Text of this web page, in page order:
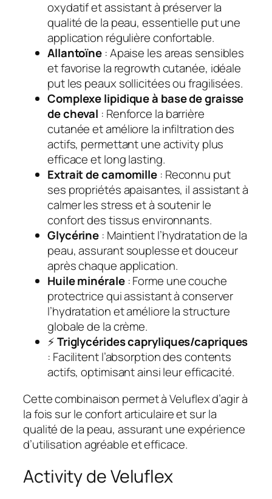
oxydatif et assistant à préserver la
qualité de la peau, essentielle put une
application régulière confortable.
Allantoïne : Apaise les areas sensibles
et favorise la regrowth cutanée, idéale
put les peaux sollicitées ou fragilisées.
Complexe lipidique à base de graisse
de cheval : Renforce la barrière
cutanée et améliore la infiltration des
actifs, permettant une activity plus
efficace et long lasting.
Extrait de camomille : Reconnu put
ses propriétés apaisantes, il assistant à
calmer les stress et à soutenir le
confort des tissus environnants.
Glycérine : Maintient l’hydratation de la
peau, assurant souplesse et douceur
après chaque application.
Huile minérale : Forme une couche
protectrice qui assistant à conserver
l’hydratation et améliore la structure
globale de la crème.
⚡Triglycérides capryliques/capriques
: Facilitent l’absorption des contents
actifs, optimisant ainsi leur efficacité.
Cette combinaison permet à Veluflex d’agir à
la fois sur le confort articulaire et sur la
qualité de la peau, assurant une expérience
d’utilisation agréable et efficace.
Activity de Veluflex